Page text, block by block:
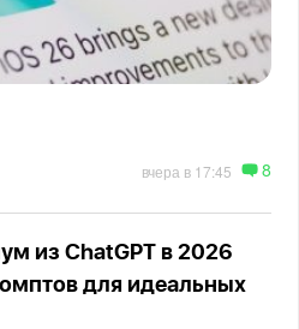
вчера в 17:45 8
из ChatGPT в 2026
для идеальных